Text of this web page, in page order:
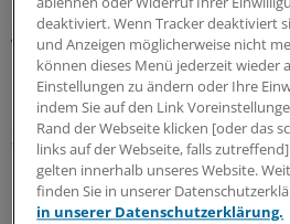
Bewusstsein für das notwendige
geweckt. Gleichzeitig könnten
rechtfertigenden
Bevölkerungsgruppen
Risikopatienten sowie ihren
zum normalen Leben erleichtern.
Masken nicht nur für die
deaktiviert. Wenn Tracker deaktiviert
und Anzeigen möglicherweise nicht
können dieses Menü jederzeit wieder
Einstellungen zu ändern oder Ihre
indem Sie auf den Link
Rand der Webseite klicken [oder das
links auf der Webseite, falls
gelten innerhalb unseres Website.
finden Sie in unserer
in unserer Datenschutzerklärung.